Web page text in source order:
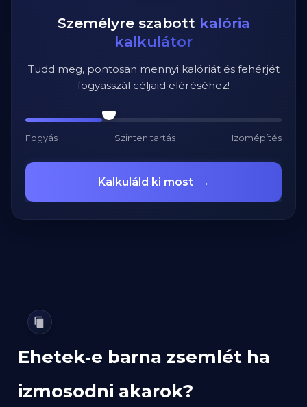
Személyre szabott kalória
kalkulátor
Tudd meg, pontosan mennyi kalóriát és fehérjét
fogyasszál céljaid eléréséhez!
Fogyás Szinten tartás Izomépítés
Kalkuláld ki most →
Ehetek‑e barna zsemlét ha
izmosodni akarok?